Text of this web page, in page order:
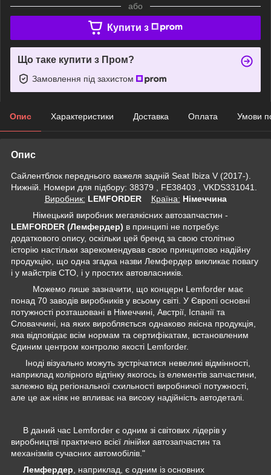
або
Купити з
Що таке купити з Пром?
Замовлення під захистом
Опис Характеристики Доставка Оплата Умови
Опис
Сайлентблок переднього важеля задній Seat Ibiza V (2017-).
Нижній. Номери для підбору: 38379 , FE38403 , VKDS331041.
Виробник: LEMFORDER Крaїна: Німеччина
Німецький виробник мегаякісних автозапчастин -
LEMFORDER (Лемфердер) в принципі не потребує
додаткового опису, оскільки цей бренд за свою столітню
історію настільки зарекомендував свою принципово надійну
продукцію, що одна згадка назви Лемфердер викликає повагу
і у майстрів СТО, і у простих автовласників.
Можемо лише зазначити, що концерн Lemforder має
понад 70 заводів виробників у всьому світі. У Європі основні
потужності розташовані в Німеччині, Австрії, Іспанії та
Словаччині, на яких виробляється однаково якісна продукція,
яка відповідає всім нормам та сертифікатам, встановленим
Єдиним центром контролю якості Lemforder.
Іноді візуально можуть зустрічатися невеликі відмінності,
наприклад колірного відтінку якогось із елементів запчастини,
залежно від регіональної схильності виробничої потужності,
але це аж ніяк не впливає на високу надійність автодеталі.
В даний час Lemforder є одним зі світових лідерів у
виробництві практично всієї лінійки автозапчастин та
механізмів сучасних автомобілів."
Лемфердер , наприклад, є одним із основних